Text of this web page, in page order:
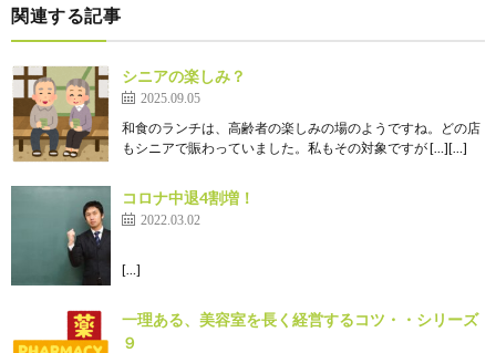
関連する記事
シニアの楽しみ？
2025.09.05
和食のランチは、高齢者の楽しみの場のようですね。どの店
もシニアで賑わっていました。私もその対象ですが […][…]
コロナ中退4割増！
2022.03.02
[…]
一理ある、美容室を長く経営するコツ・・シリーズ
９